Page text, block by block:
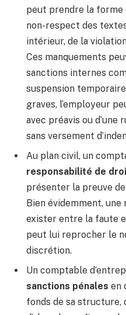
peut prendre la forme
non-respect des
intérieur, de la
Ces manquements
sanctions internes
suspension
graves, l’employeur
avec préavis ou
sans versement
Au plan civil, un
responsabilité de
présenter la preuve de
Bien évidemment,
exister entre la faute
peut lui reprocher le
discrétion.
Un comptable
sanctions pénales en
fonds de sa structure,